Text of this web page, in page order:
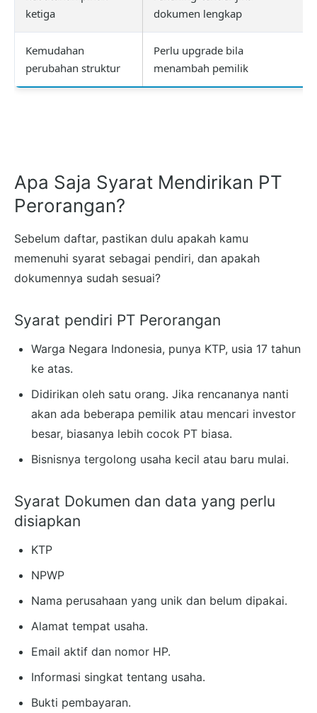
ketiga
dokumen lengkap
Kemudahan
perubahan struktur
Perlu upgrade bila
menambah pemilik
Apa Saja Syarat Mendirikan PT
Perorangan?
Sebelum daftar, pastikan dulu apakah kamu
memenuhi syarat sebagai pendiri, dan apakah
dokumennya sudah sesuai?
Syarat pendiri PT Perorangan
Warga Negara Indonesia, punya KTP, usia 17 tahun
ke atas.
Didirikan oleh satu orang. Jika rencananya nanti
akan ada beberapa pemilik atau mencari investor
besar, biasanya lebih cocok PT biasa.
Bisnisnya tergolong usaha kecil atau baru mulai.
Syarat Dokumen dan data yang perlu
disiapkan
KTP
NPWP
Nama perusahaan yang unik dan belum dipakai.
Alamat tempat usaha.
Email aktif dan nomor HP.
Informasi singkat tentang usaha.
Bukti pembayaran.